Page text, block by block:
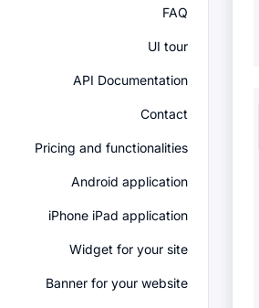
FAQ
UI tour
API Documentation
Contact
Pricing and functionalities
Android application
iPhone iPad application
Widget for your site
Banner for your website